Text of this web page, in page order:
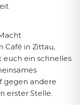
Café in Zittau,
ein schnelles
gegen andere
erster Stelle.